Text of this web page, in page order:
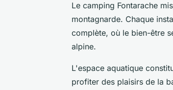
Le camping Fontarache
montagnarde. Chaque
complète, où le bien-être
alpine.
L'espace aquatique
profiter des plaisirs de la